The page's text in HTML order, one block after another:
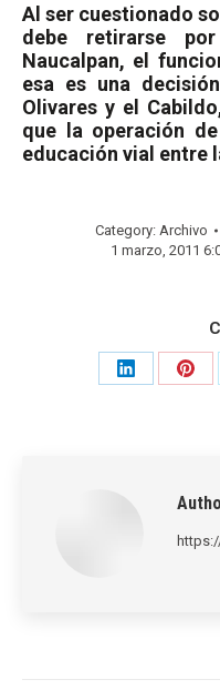
Al ser cuestionado
debe retirarse
Naucalpan, el
esa es una
Olivares y el
que la operación
educación vial entre
Category: Archivo
1 marzo, 2011
Share